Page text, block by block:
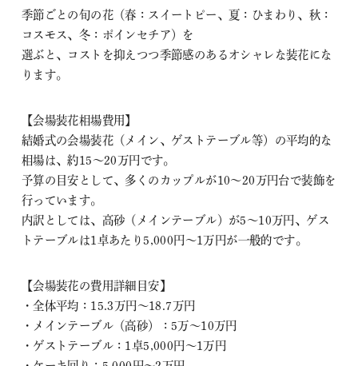
季節ごとの旬の花（春：スイートピー、夏：ひまわり、秋：
コスモス、冬：ポインセチア）を
選ぶと、コストを抑えつつ季節感のあるオシャレな装花にな
ります。
【会場装花相場費用】
結婚式の会場装花（メイン、ゲストテーブル等）の平均的な
相場は、約15～20万円です。
予算の目安として、多くのカップルが10～20万円台で装飾を
行っています。
内訳としては、高砂（メインテーブル）が5～10万円、ゲス
トテーブルは1卓あたり5,000円～1万円が一般的です。
【会場装花の費用詳細目安】
・全体平均：15.3万円～18.7万円
・メインテーブル（高砂）：5万～10万円
・ゲストテーブル：1卓5,000円～1万円